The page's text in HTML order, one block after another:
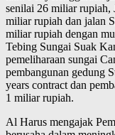
senilai 26 miliar rupiah,
miliar rupiah dan jalan
miliar rupiah dengan
Tebing Sungai Suak
pemeliharaan sungai
pembangunan gedung
years contract dan
1 miliar rupiah.
Al Harus mengajak